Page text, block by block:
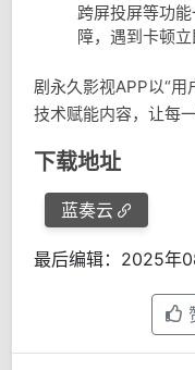
跨屏投屏等功
障，遇到卡顿立
剧永久影视APP以“
技术赋能内容，让每
下载地址
蓝奏云
最后编辑：2025年